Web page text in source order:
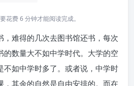
花费 6 分钟才能阅读完成。
，难得的几次去图书馆还书，每次
的数量大不如中学时代。大学的空
不如中学时多了。或者说，中学时
，其余的自然是自由安排的。而在